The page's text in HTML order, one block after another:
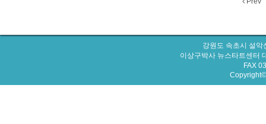
강원도 속초시 설
이상구박사 뉴스타트센터
FAX